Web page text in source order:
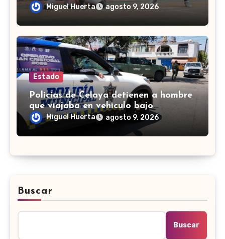
la final estatal de béisbol
Miguel Huerta agosto 9, 2026
Estado
Policías de Celaya detienen a hombre
que viajaba en vehículo bajo
investigación
Miguel Huerta agosto 9, 2026
Buscar
Buscar